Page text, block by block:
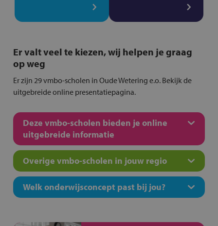
Er valt veel te kiezen, wij helpen je graag
op weg
Er zijn 29 vmbo-scholen in Oude Wetering e.o. Bekijk de
uitgebreide online presentatiepagina.
Deze vmbo-scholen bieden je online
uitgebreide informatie
Overige vmbo-scholen in jouw regio
Welk onderwijsconcept past bij jou?